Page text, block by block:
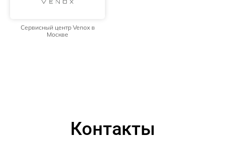
Сервисный центр Venox в
Москве
Контакты